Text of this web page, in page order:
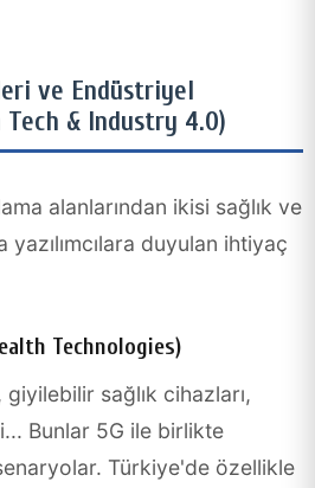
ve Endüstriyel
& Industry 4.0)
alanlarından ikisi sağlık ve
duyulan ihtiyaç
Technologies)
sağlık cihazları,
Bunlar 5G ile birlikte
Türkiye'de özellikle